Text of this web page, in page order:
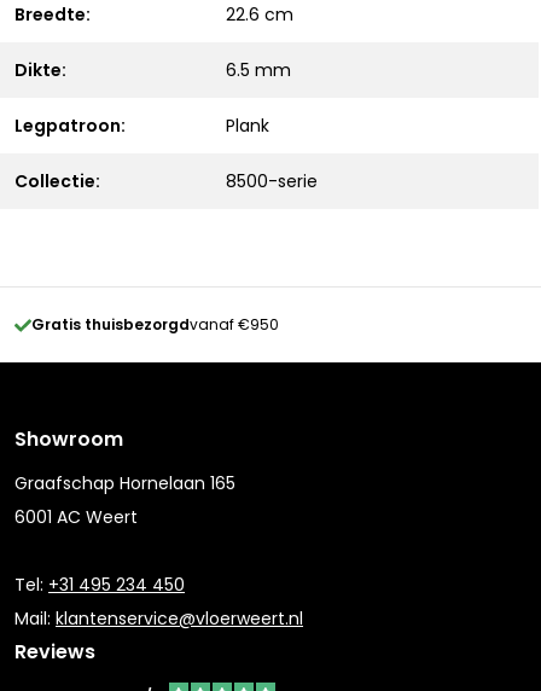
Breedte: 22.6 cm
Dikte: 6.5 mm
Legpatroon: Plank
Collectie: 8500-serie
Gratis thuisbezorgdvanaf €950
Showroom
Graafschap Hornelaan 165
6001 AC Weert
Tel: +31 495 234 450
Mail: klantenservice@vloerweert.nl
Reviews